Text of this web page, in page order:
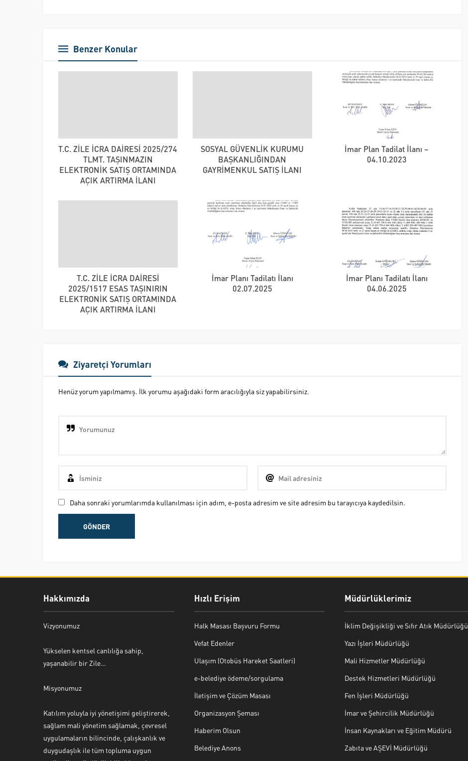
Benzer Konular
T.C. ZİLE İCRA DAİRESİ 2025/274
TLMT. TAŞINMAZIN
ELEKTRONİK SATIŞ ORTAMINDA
AÇIK ARTIRMA İLANI
SOSYAL GÜVENLİK KURUMU
BAŞKANLIĞINDAN
GAYRİMENKUL SATIŞ İLANI
İmar Plan Tadilat İlanı –
04.10.2023
T.C. ZİLE İCRA DAİRESİ
2025/1517 ESAS TAŞINIRIN
ELEKTRONİK SATIŞ ORTAMINDA
AÇIK ARTIRMA İLANI
İmar Planı Tadilatı İlanı
02.07.2025
İmar Planı Tadilatı İlanı
04.06.2025
Ziyaretçi Yorumları
Henüz yorum yapılmamış. İlk yorumu aşağıdaki form aracılığıyla siz yapabilirsiniz.
Daha sonraki yorumlarımda kullanılması için adım, e-posta adresim ve site adresim bu tarayıcıya kaydedilsin.
Hakkımızda
Vizyonumuz
Yükselen kentsel canlılığa sahip,
yaşanabilir bir Zile…
Misyonumuz
Katılım yoluyla iyi yönetişimi geliştirerek,
sağlam mali yönetim sağlamak, çevresel
uygulamaların bilincinde, çalışkanlık ve
duygudaşlık ile tüm topluma uygun
Hızlı Erişim
Halk Masası Başvuru Formu
Vefat Edenler
Ulaşım (Otobüs Hareket Saatleri)
e-belediye ödeme/sorgulama
İletişim ve Çözüm Masası
Organizasyon Şeması
Haberim Olsun
Belediye Anons
Müdürlüklerimiz
İklim Değişikliği ve Sıfır Atık Müdürlüğü
Yazı İşleri Müdürlüğü
Mali Hizmetler Müdürlüğü
Destek Hizmetleri Müdürlüğü
Fen İşleri Müdürlüğü
İmar ve Şehircilik Müdürlüğü
İnsan Kaynakları ve Eğitim Müdürü
Zabıta ve AŞEVİ Müdürlüğü